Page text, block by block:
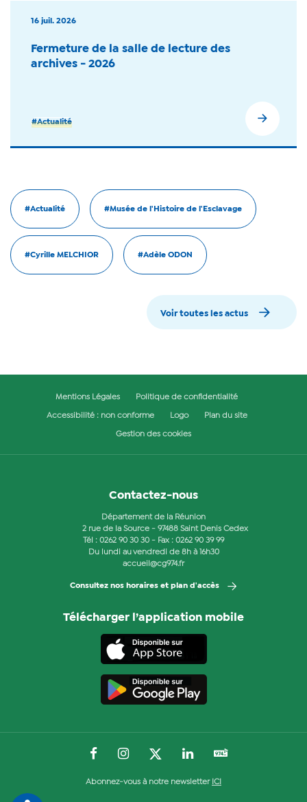
16 juil. 2026
Fermeture de la salle de lecture des
archives - 2026
#Actualité
#Actualité #Musée de l'Histoire de l'Esclavage
#Cyrille MELCHIOR #Adèle ODON
Voir toutes les actus
Mentions Légales Politique de confidentialité
Accessibilité : non conforme Logo Plan du site
Gestion des cookies
Contactez-nous
Département de la Réunion
2 rue de la Source - 97488 Saint Denis Cedex
Tél : 0262 90 30 30 - Fax : 0262 90 39 99
Du lundi au vendredi de 8h à 16h30
accueil@cg974.fr
Consultez nos horaires et plan d'accès
Télécharger l’application mobile
Abonnez-vous à notre newsletter ICI